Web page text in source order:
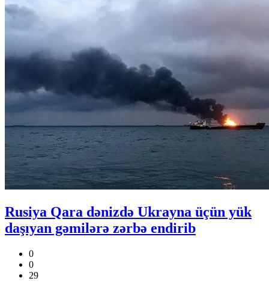
Rusiya Qara dənizdə Ukrayna üçün yük
daşıyan gəmilərə zərbə endirib
0
0
29